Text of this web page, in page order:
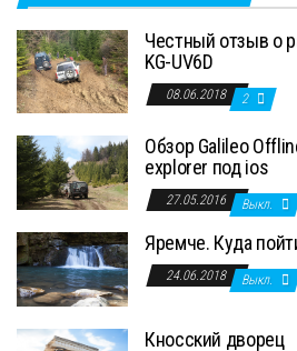
Честный отзыв о
KG-UV6D
08.06.2018 2
Обзор Galileo
explorer под ios
27.05.2016 Выкл.
Яремче. Куда
24.06.2018 Выкл.
Кносский дворец